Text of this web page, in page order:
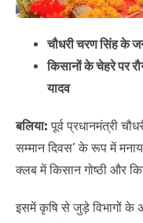
चौधरी चरण सिंह के
किसानों के चेहरे पर
यादव
बलिया: पूर्व प्रधानमंत्री
सम्मान दिवस’ के रूप में
क्लब में किसान गोष्ठी और
इसमें कृषि से जुड़े विभागों के